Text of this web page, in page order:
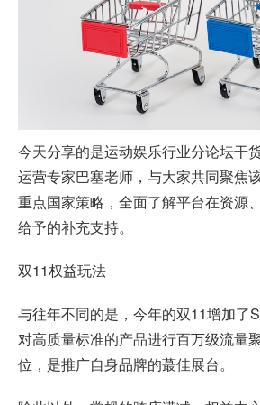
今天分享的是运动娱乐行业分论坛干
运营专家巴塞老师，与大家共同聚焦
重点国家策略，全面了解平台在资源
给予的补充支持。
双11权益玩法
与往年不同的是，今年的双11增加了
对高质量标准的产品进行百万级流量
位，是推广自身品牌的蕞佳展台。